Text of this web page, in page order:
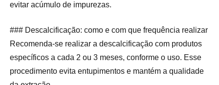
evitar acúmulo de impurezas.
### Descalcificação: como e com que frequência realizar
Recomenda-se realizar a descalcificação com produtos
específicos a cada 2 ou 3 meses, conforme o uso. Esse
procedimento evita entupimentos e mantém a qualidade